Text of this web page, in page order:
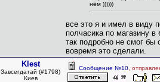
нём ))))))
все это я и имел в виду
полчасика по магазину в
так подробно не смог бы
вовремя это сделали.
Klest
Завсегдатай (#1798)
Киев
Сообщение №10 ,